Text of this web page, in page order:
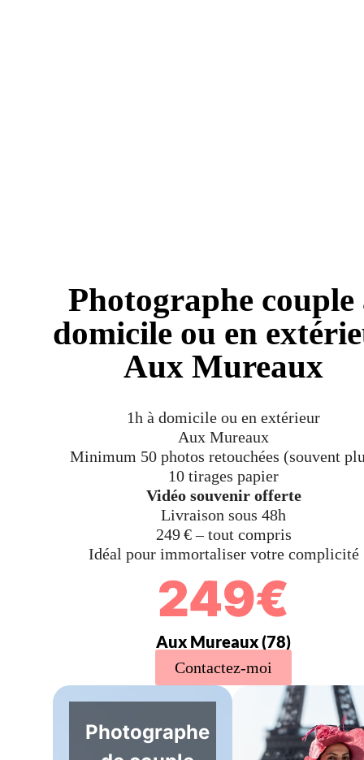
Photographe couple
domicile ou en
Aux Mureaux
1h à domicile ou en extérieur
Aux Mureaux
Minimum 50 photos retouchées (souvent
10 tirages papier
Vidéo souvenir offerte
Livraison sous 48h
249 € – tout compris
Idéal pour immortaliser votre complicité
249€
Aux Mureaux (78)
Contactez-moi
Photographe